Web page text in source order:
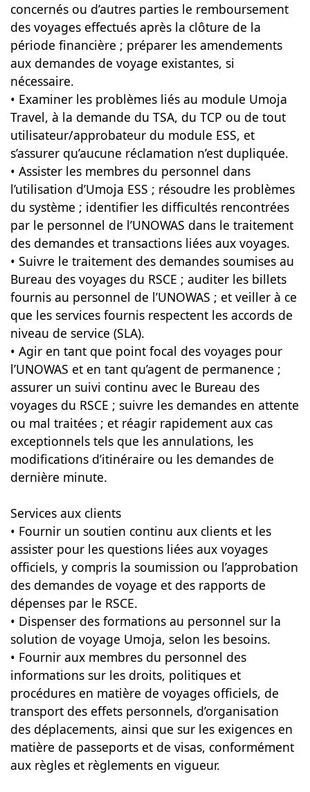
concernés ou d’autres parties le remboursement
des voyages effectués après la clôture de la
période financière ; préparer les amendements
aux demandes de voyage existantes, si
nécessaire.
• Examiner les problèmes liés au module Umoja
Travel, à la demande du TSA, du TCP ou de tout
utilisateur/approbateur du module ESS, et
s’assurer qu’aucune réclamation n’est dupliquée.
• Assister les membres du personnel dans
l’utilisation d’Umoja ESS ; résoudre les problèmes
du système ; identifier les difficultés rencontrées
par le personnel de l’UNOWAS dans le traitement
des demandes et transactions liées aux voyages.
• Suivre le traitement des demandes soumises au
Bureau des voyages du RSCE ; auditer les billets
fournis au personnel de l’UNOWAS ; et veiller à ce
que les services fournis respectent les accords de
niveau de service (SLA).
• Agir en tant que point focal des voyages pour
l’UNOWAS et en tant qu’agent de permanence ;
assurer un suivi continu avec le Bureau des
voyages du RSCE ; suivre les demandes en attente
ou mal traitées ; et réagir rapidement aux cas
exceptionnels tels que les annulations, les
modifications d’itinéraire ou les demandes de
dernière minute.
Services aux clients
• Fournir un soutien continu aux clients et les
assister pour les questions liées aux voyages
officiels, y compris la soumission ou l’approbation
des demandes de voyage et des rapports de
dépenses par le RSCE.
• Dispenser des formations au personnel sur la
solution de voyage Umoja, selon les besoins.
• Fournir aux membres du personnel des
informations sur les droits, politiques et
procédures en matière de voyages officiels, de
transport des effets personnels, d’organisation
des déplacements, ainsi que sur les exigences en
matière de passeports et de visas, conformément
aux règles et règlements en vigueur.